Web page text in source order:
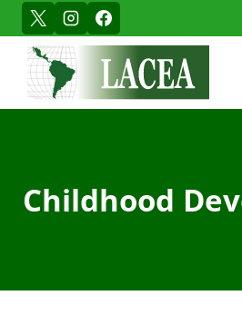
Skip
to
content
Childhood